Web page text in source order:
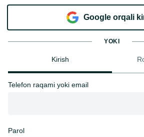
Goo​g​le orqali
YOKI
Kirish
Telefon raqami yoki email
Parol